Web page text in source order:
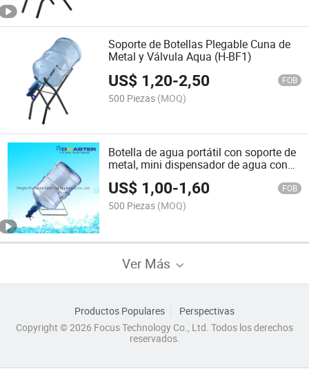
Soporte de Botellas Plegable Cuna de
Metal y Válvula Aqua (H-BF1)
US$ 1,20-2,50 FOB
500 Piezas (MOQ)
Botella de agua portátil con soporte de
metal, mini dispensador de agua con
válvula Aqua (H-V&C)
US$ 1,00-1,60 FOB
500 Piezas (MOQ)
Ver Más
Productos Populares
Perspectivas
Copyright © 2026 Focus Technology Co., Ltd. Todos los derechos
reservados.